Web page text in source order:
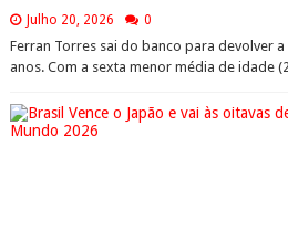
Julho 20, 2026 0
Ferran Torres sai do banco para devolver
anos. Com a sexta menor média de idade